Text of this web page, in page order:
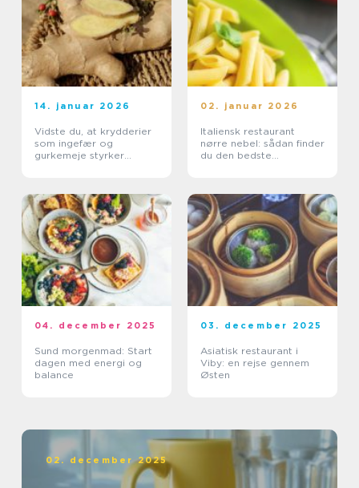
14. januar 2026
Vidste du, at krydderier
som ingefær og
gurkemeje styrker
02. januar 2026
Italiensk restaurant
nørre nebel: sådan finder
du den bedste
04. december 2025
Sund morgenmad: Start
dagen med energi og
balance
03. december 2025
Asiatisk restaurant i
Viby: en rejse gennem
Østen
02. december 2025